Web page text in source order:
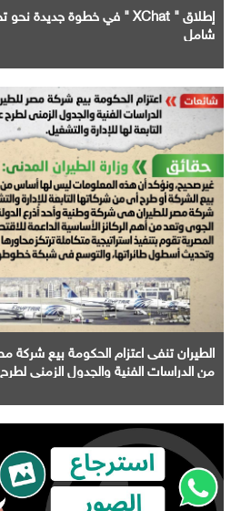
شامل
الطيران تنفى اعتزام الحكومة بيع شركة
من الدراسات الفنية والجدول الزمني